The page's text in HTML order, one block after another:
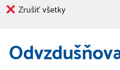
Zrušiť všetky